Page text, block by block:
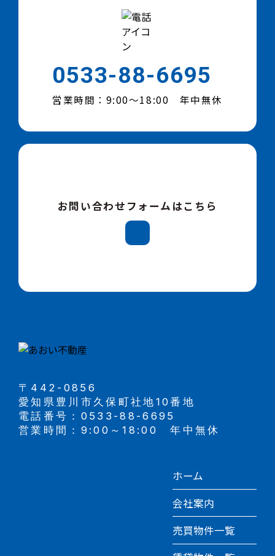
0533-88-6695
営業時間：9:00～18:00 年中無休
お問い合わせフォームはこちら
〒442-0856
愛知県豊川市久保町社地10番地
電話番号：0533-88-6695
営業時間：9:00～18:00 年中無休
ホーム
会社案内
売買物件一覧